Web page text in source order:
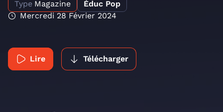
Type Magazine
Éduc Pop
Mercredi 28 Février 2024
Lire Télécharger